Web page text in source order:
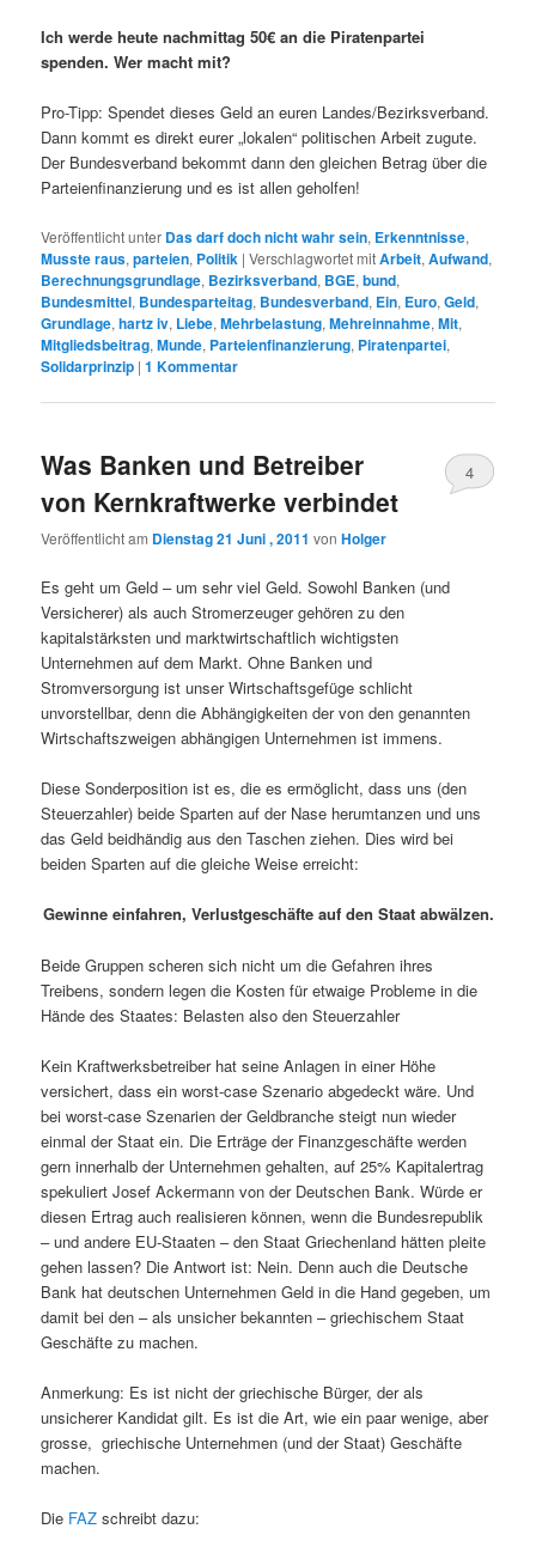
Ich werde heute nachmittag 50€ an die Piratenpartei
spenden. Wer macht mit?
Pro-Tipp: Spendet dieses Geld an euren Landes/Bezirksverband.
Dann kommt es direkt eurer „lokalen“ politischen Arbeit zugute.
Der Bundesverband bekommt dann den gleichen Betrag über die
Parteienfinanzierung und es ist allen geholfen!
Veröffentlicht unter Das darf doch nicht wahr sein, Erkenntnisse,
Musste raus,parteien, Politik |Verschlagwortet mitArbeit,Aufwand,
Berechnungsgrundlage, Bezirksverband, BGE,bund,
Bundesmittel, Bundesparteitag, Bundesverband, Ein, Euro,Geld,
Grundlage,hartz iv, Liebe,Mehrbelastung,Mehreinnahme,Mit,
Mitgliedsbeitrag,Munde, Parteienfinanzierung, Piratenpartei,
Solidarprinzip |1 Kommentar
Was Banken und Betreiber
von Kernkraftwerke verbindet
Veröffentlicht am Dienstag 21 Juni , 2011 vonHolger
4
Es geht um Geld – um sehr viel Geld. Sowohl Banken (und
Versicherer) als auch Stromerzeuger gehören zu den
kapitalstärksten und marktwirtschaftlich wichtigsten
Unternehmen auf dem Markt. Ohne Banken und
Stromversorgung ist unser Wirtschaftsgefüge schlicht
unvorstellbar, denn die Abhängigkeiten der von den genannten
Wirtschaftszweigen abhängigen Unternehmen ist immens.
Diese Sonderposition ist es, die es ermöglicht, dass uns (den
Steuerzahler) beide Sparten auf der Nase herumtanzen und uns
das Geld beidhändig aus den Taschen ziehen. Dies wird bei
beiden Sparten auf die gleiche Weise erreicht:
Gewinne einfahren, Verlustgeschäfte auf den Staat abwälzen.
Beide Gruppen scheren sich nicht um die Gefahren ihres
Treibens, sondern legen die Kosten für etwaige Probleme in die
Hände des Staates: Belasten also den Steuerzahler
Kein Kraftwerksbetreiber hat seine Anlagen in einer Höhe
versichert, dass ein worst-case Szenario abgedeckt wäre. Und
bei worst-case Szenarien der Geldbranche steigt nun wieder
einmal der Staat ein. Die Erträge der Finanzgeschäfte werden
gern innerhalb der Unternehmen gehalten, auf 25% Kapitalertrag
spekuliert Josef Ackermann von der Deutschen Bank. Würde er
diesen Ertrag auch realisieren können, wenn die Bundesrepublik
– und andere EU-Staaten – den Staat Griechenland hätten pleite
gehen lassen? Die Antwort ist: Nein. Denn auch die Deutsche
Bank hat deutschen Unternehmen Geld in die Hand gegeben, um
damit bei den – als unsicher bekannten – griechischem Staat
Geschäfte zu machen.
Anmerkung: Es ist nicht der griechische Bürger, der als
unsicherer Kandidat gilt. Es ist die Art, wie ein paar wenige, aber
grosse, griechische Unternehmen (und der Staat) Geschäfte
machen.
Die FAZ schreibt dazu: